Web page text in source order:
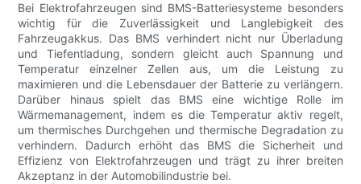
Bei Elektrofahrzeugen sind BMS-Batteriesysteme besonders
wichtig für die Zuverlässigkeit und Langlebigkeit des
Fahrzeugakkus. Das BMS verhindert nicht nur Überladung
und Tiefentladung, sondern gleicht auch Spannung und
Temperatur einzelner Zellen aus, um die Leistung zu
maximieren und die Lebensdauer der Batterie zu verlängern.
Darüber hinaus spielt das BMS eine wichtige Rolle im
Wärmemanagement, indem es die Temperatur aktiv regelt,
um thermisches Durchgehen und thermische Degradation zu
verhindern. Dadurch erhöht das BMS die Sicherheit und
Effizienz von Elektrofahrzeugen und trägt zu ihrer breiten
Akzeptanz in der Automobilindustrie bei.